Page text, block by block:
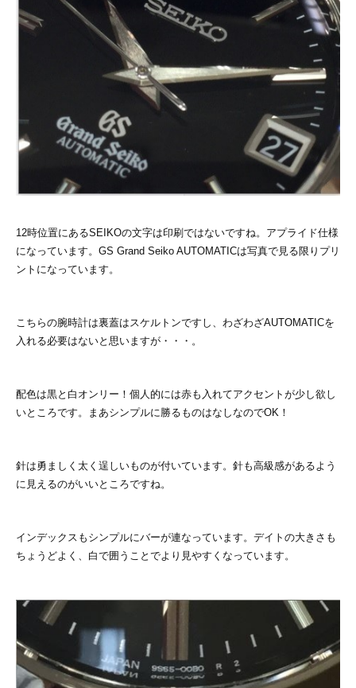
12時位置にあるSEIKOの文字は印刷ではないですね。アプライド仕様
になっています。GS Grand Seiko AUTOMATICは写真で見る限りプリ
ントになっています。
こちらの腕時計は裏蓋はスケルトンですし、わざわざAUTOMATICを
入れる必要はないと思いますが・・・。
配色は黒と白オンリー！個人的には赤も入れてアクセントが少し欲し
いところです。まあシンプルに勝るものはなしなのでOK！
針は勇ましく太く逞しいものが付いています。針も高級感があるよう
に見えるのがいいところですね。
インデックスもシンプルにバーが連なっています。デイトの大きさも
ちょうどよく、白で囲うことでより見やすくなっています。